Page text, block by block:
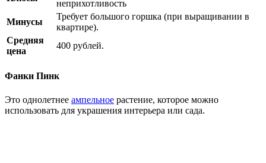
неприхотливость
Минусы
Требует большого горшка (при выращивании в
квартире).
Средняя
цена
400 рублей.
Фанки Пинк
Это однолетнее ампельное растение, которое можно
использовать для украшения интерьера или сада.